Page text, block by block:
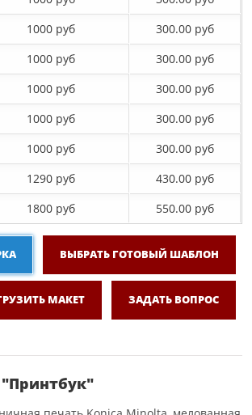
1000 руб
300.00 руб
1000 руб
300.00 руб
1000 руб
300.00 руб
1000 руб
300.00 руб
1000 руб
300.00 руб
1290 руб
430.00 руб
1800 руб 550.00 руб
ВЫБРАТЬ ГОТОВЫЙ ШАБЛОН
МАКЕТ ЗАДАТЬ ВОПРОС